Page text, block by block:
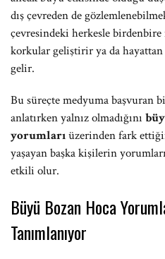
dış çevreden de
çevresindeki herkesle
korkular geliştirir ya da
gelir.
Bu süreçte medyuma başvuran
anlatırken yalnız olmadığını
yorumlarıüzerinden fark
yaşayan başka kişilerin
etkili olur.
Büyü Bozan Hoca
Tanımlanıyor